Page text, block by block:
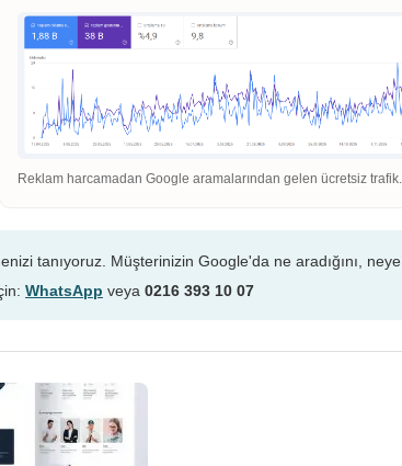
Reklam harcamadan Google aramalarından gelen ücretsiz trafik.
tanıyoruz. Müşterinizin Google'da ne aradığını, neye
WhatsApp veya 0216 393 10 07